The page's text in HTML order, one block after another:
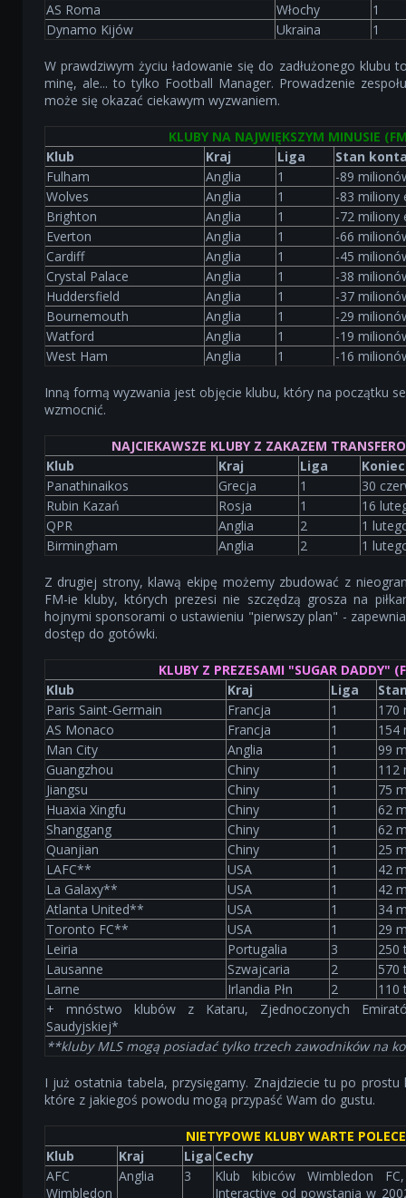
AS Roma
Włochy
1
Dynamo Kijów
Ukraina 1
W prawdziwym życiu ładowanie się do zadłużonego klubu
minę, ale... to tylko Football Manager. Prowadzenie
może się okazać ciekawym wyzwaniem.
KLUBY NA NAJWIĘKSZYM MINUSIE
Klub
Kraj Liga
Stan
Fulham
Anglia 1
-89
Wolves
Anglia 1
-83 miliony
Brighton
Anglia 1
-72 miliony
Everton
Anglia 1
-66
Cardiff
Anglia 1
-45
Crystal Palace
Anglia 1
-38
Huddersfield
Anglia 1
-37
Bournemouth
Anglia 1
-29
Watford
Anglia 1
-19
West Ham
Anglia 1 -16
Inną formą wyzwania jest objęcie klubu, który na początku
wzmocnić.
NAJCIEKAWSZE KLUBY Z ZAKAZEM
Klub
Kraj Liga
Panathinaikos
Grecja 1
30
Rubin Kazań
Rosja 1
16
QPR
Anglia 2
1
Birmingham
Anglia 2 1
Z drugiej strony, klawą ekipę możemy zbudować z
FM-ie kluby, których prezesi nie szczędzą grosza na
hojnymi sponsorami o ustawieniu "pierwszy plan" -
dostęp do gotówki.
KLUBY Z PREZESAMI "SUGAR DADDY"
Klub
Kraj Liga
Paris Saint-Germain
Francja 1
170
AS Monaco
Francja 1
154
Man City
Anglia 1
99
Guangzhou
Chiny 1
112
Jiangsu
Chiny 1
75
Huaxia Xingfu
Chiny 1
62
Shanggang
Chiny 1
62
Quanjian
Chiny 1
25
LAFC**
USA 1
42
La Galaxy**
USA 1
42
Atlanta United**
USA 1
34
Toronto FC**
USA 1
29
Leiria
Portugalia 3
250
Lausanne
Szwajcaria 2
570
Larne
Irlandia Płn 2
110
+ mnóstwo klubów z Kataru, Zjednoczonych
Saudyjskiej*
**kluby MLS mogą posiadać tylko trzech zawodników na
I już ostatnia tabela, przysięgamy. Znajdziecie tu po prostu
które z jakiegoś powodu mogą przypaść Wam do gustu.
NIETYPOWE KLUBY WARTE
Klub
Kraj Liga Cechy
AFC
Wimbledon
Anglia 3
Klub kibiców Wimbledon
Interactive od powstania w